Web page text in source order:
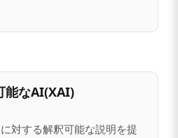
能なAI(XAI)
対する解釈可能な説明を提